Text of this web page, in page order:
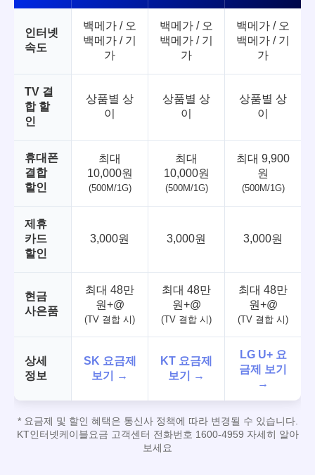
인터넷
속도
백메가 / 오
백메가 / 기
가
백메가 / 오
백메가 / 기
가
백메가 / 오
백메가 / 기
가
TV 결
합 할
인
상품별 상
이
상품별 상
이
상품별 상
이
휴대폰
결합
할인
최대
10,000원
(500M/1G)
최대
10,000원
(500M/1G)
최대 9,900
원
(500M/1G)
제휴
카드
할인
3,000원 3,000원 3,000원
현금
사은품
최대 48만
원+@
(TV 결합 시)
최대 48만
원+@
(TV 결합 시)
최대 48만
원+@
(TV 결합 시)
상세
정보
SK 요금제
보기 →
KT 요금제
보기 →
LG U+ 요
금제 보기
→
* 요금제 및 할인 혜택은 통신사 정책에 따라 변경될 수 있습니다.
KT인터넷케이블요금 고객센터 전화번호 1600-4959 자세히 알아
보세요